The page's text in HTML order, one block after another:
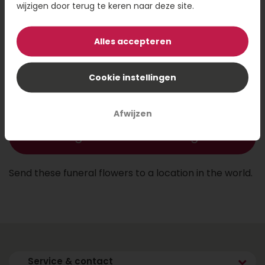
149,95
199,95
Voeg een kaart toe met jouw persoonlijke tekst
1,50
Voeg toe aan winkelwagen
Send these funeral flowers to a location in the world.
Service & contact
wijzigen door terug te keren naar deze site.
Alles accepteren
Cookie instellingen
Afwijzen